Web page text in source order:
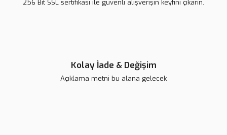
5.600,00 TL
256 Bit SSL sertifikası ile güvenli alışverişin keyfini çıkarın.
Kolay İade & Değişim
Açıklama metni bu alana gelecek